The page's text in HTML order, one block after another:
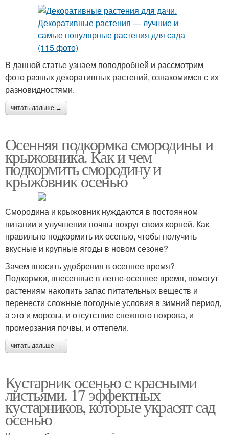
В данной статье узнаем поподробней и рассмотрим
фото разных декоративных растений, ознакомимся с их
разновидностями.
читать дальше →
Осенняя подкормка смородины и
крыжовника. Как и чем
подкормить смородину и
крыжовник осенью
Смородина и крыжовник нуждаются в постоянном
питании и улучшении почвы вокруг своих корней. Как
правильно подкормить их осенью, чтобы получить
вкусные и крупные ягоды в новом сезоне?
Зачем вносить удобрения в осеннее время?
Подкормки, внесенные в летне-осеннее время, помогут
растениям накопить запас питательных веществ и
перенести сложные погодные условия в зимний период,
а это и морозы, и отсутствие снежного покрова, и
промерзания почвы, и оттепели.
читать дальше →
Кустарник осенью с красными
листьями. 17 эффектных
кустарников, которые украсят сад
осенью